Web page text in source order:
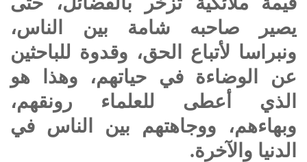
يصير صاحبه شامة بين الناس،
ونبراسا لأتباع الحق، وقدوة للباحثين
عن الوضاءة في حياتهم، وهذا هو
الذي أعطى للعلماء رونقهم،
وبهاءهم، ووجاهتهم بين الناس في
الدنيا والآخرة.